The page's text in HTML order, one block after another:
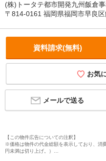
(株)トータテ都市開発九州飯倉
〒814-0161 福岡県福岡市早良
資料請求(無料)
お気
メールで送る
【この物件広告についての注釈】
※価格は物件の代金総額を表示しており、消
円未満は切り上げ。）
※写真に写っている、またはパース（絵）や